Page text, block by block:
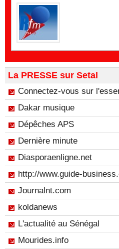
La PRESSE sur Setal
Connectez-vous sur
Dakar musique
Dépêches APS
Dernière minute
Diasporaenligne.net
http://www.guide-
Journalnt.com
koldanews
L'actualité au Sénégal
Mourides.info